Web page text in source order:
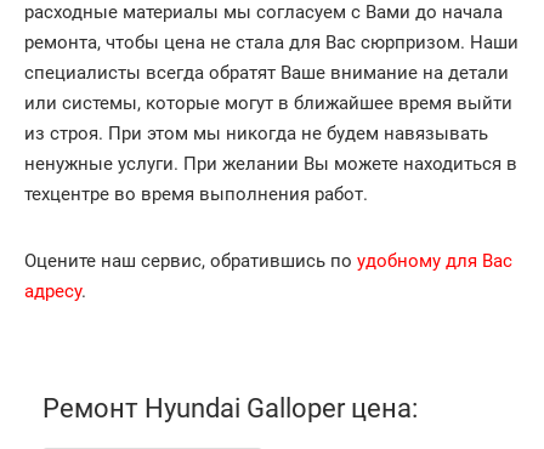
расходные материалы мы согласуем с Вами до начала
ремонта, чтобы цена не стала для Вас сюрпризом. Наши
специалисты всегда обратят Ваше внимание на детали
или системы, которые могут в ближайшее время выйти
из строя. При этом мы никогда не будем навязывать
ненужные услуги. При желании Вы можете находиться в
техцентре во время выполнения работ.
Оцените наш сервис, обратившись по удобному для Вас
адресу.
Ремонт Hyundai Galloper цена: